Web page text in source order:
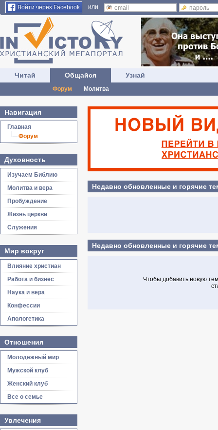
Войти через Facebook или
Читай Общайся
Форум Молитва
Узнай
Навигация
Главная
Форум
Духовность
Изучаем Библию
Молитва и вера
Пробуждение
Жизнь церкви
Служения
Мир вокруг
Влияние христиан
Работа и бизнес
Наука и вера
Конфессии
Апологетика
Отношения
Молодежный мир
Мужской клуб
Женский клуб
Все о семье
Увлечения
Недавно обновленные и горячие
Недавно обновленные и горячие
Чтобы добавить новую